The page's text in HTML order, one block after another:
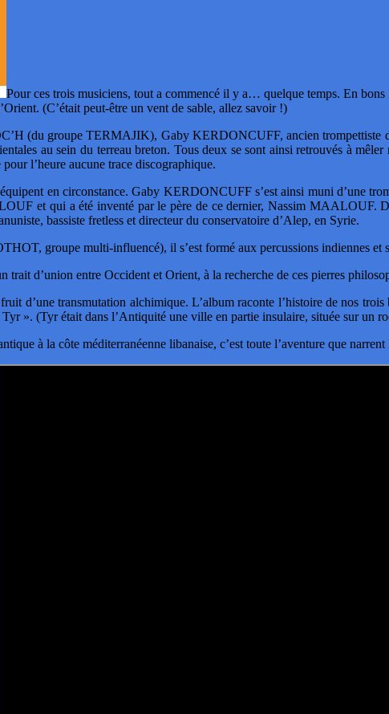
Pour ces trois musiciens, tout a commencé il y a… quelque temps. En
(C’était peut-être un vent de sable, allez savoir !)
(du groupe TERMAJIK), Gaby KERDONCUFF, ancien trompettiste
au sein du terreau breton. Tous deux se sont ainsi retrouvés à
l’heure aucune trace discographique.
en circonstance. Gaby KERDONCUFF s’est ainsi muni d’une
et qui a été inventé par le père de ce dernier, Nassim MAALOUF.
bassiste fretless et directeur du conservatoire d’Alep, en Syrie.
groupe multi-influencé), il s’est formé aux percussions indiennes et
trait d’union entre Occident et Orient, à la recherche de ces pierres
d’une transmutation alchimique. L’album raconte l’histoire de nos
». (Tyr était dans l’Antiquité une ville en partie insulaire, située sur
à la côte méditerranéenne libanaise, c’est toute l’aventure que